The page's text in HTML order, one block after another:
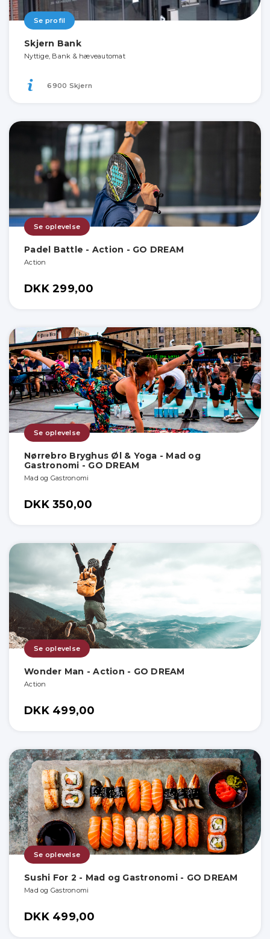
Se profil
Skjern Bank
Nyttige, Bank & hæveautomat
6900 Skjern
Se oplevelse
Padel Battle - Action - GO DREAM
Action
DKK 299,00
Se oplevelse
Nørrebro Bryghus Øl & Yoga - Mad og
Gastronomi - GO DREAM
Mad og Gastronomi
DKK 350,00
Se oplevelse
Wonder Man - Action - GO DREAM
Action
DKK 499,00
Se oplevelse
Sushi For 2 - Mad og Gastronomi - GO DREAM
Mad og Gastronomi
DKK 499,00